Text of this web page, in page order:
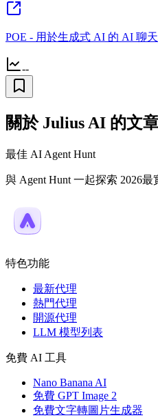
POE - 用於生成式 AI 的 AI 聊
--
關於 Julius AI 的文
最佳 AI Agent Hunt
與 Agent Hunt 一起探索 2026最
特色功能
最新代理
熱門代理
開源代理
LLM 模型列表
免費 AI 工具
Nano Banana AI
免費 GPT Image 2
免費文字轉圖片生成器